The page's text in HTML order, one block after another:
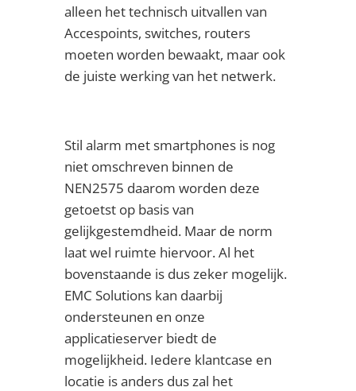
alleen het technisch uitvallen van
Accespoints, switches, routers
moeten worden bewaakt, maar ook
de juiste werking van het netwerk.
Stil alarm met smartphones is nog
niet omschreven binnen de
NEN2575 daarom worden deze
getoetst op basis van
gelijkgestemdheid. Maar de norm
laat wel ruimte hiervoor.Al het
bovenstaande is dus zeker mogelijk.
EMC Solutions kan daarbij
ondersteunen en onze
applicatieserver biedt de
mogelijkheid. Iedere klantcase en
locatie is anders dus zal het